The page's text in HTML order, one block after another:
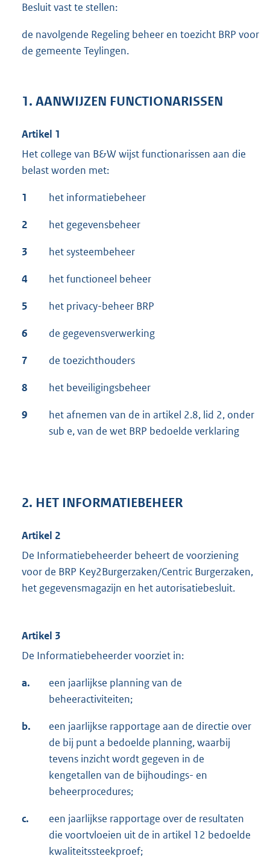
Besluit vast te stellen:
de navolgende Regeling beheer en toezicht BRP voor
de gemeente Teylingen.
1. AANWIJZEN FUNCTIONARISSEN
Artikel 1
Het college van B&W wijst functionarissen aan die
belast worden met:
1 het informatiebeheer
2 het gegevensbeheer
3 het systeembeheer
4 het functioneel beheer
5 het privacy-beheer BRP
6 de gegevensverwerking
7 de toezichthouders
8 het beveiligingsbeheer
9
het afnemen van de in artikel 2.8, lid 2, onder
sub e, van de wet BRP bedoelde verklaring
2. HET INFORMATIEBEHEER
Artikel 2
De Informatiebeheerder beheert de voorziening
voor de BRP Key2Burgerzaken/Centric Burgerzaken,
het gegevensmagazijn en het autorisatiebesluit.
Artikel 3
De Informatiebeheerder voorziet in:
a.
een jaarlijkse planning van de
beheeractiviteiten;
b.
een jaarlijkse rapportage aan de directie over
de bij punt a bedoelde planning, waarbij
tevens inzicht wordt gegeven in de
kengetallen van de bijhoudings- en
beheerprocedures;
c.
een jaarlijkse rapportage over de resultaten
die voortvloeien uit de in artikel 12 bedoelde
kwaliteitssteekproef;